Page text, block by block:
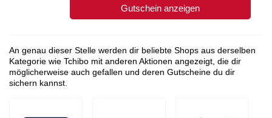
Gutschein anzeigen
An genau dieser Stelle werden dir beliebte Shops aus derselben
Kategorie wie Tchibo mit anderen Aktionen angezeigt, die dir
möglicherweise auch gefallen und deren Gutscheine du dir
sichern kannst.